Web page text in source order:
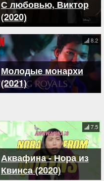
С любовью, Виктор
(2020)
Молодые монархи
(2021)
8.2
Аквафина - Нора из
Квинса (2020)
7.5